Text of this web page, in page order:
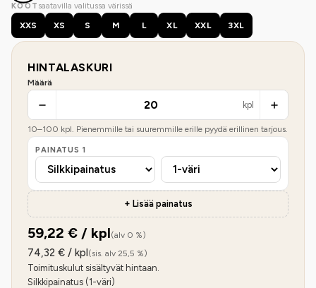
KOOT saatavilla valitussa värissä
XXS
XS S M L XL XXL 3XL
HINTALASKURI
Määrä
kpl
10–100 kpl. Pienemmille tai suuremmille erille pyydä erillinen tarjous.
PAINATUS 1
+ Lisää painatus
59,22 € / kpl(alv 0 %)
74,32 € / kpl(sis. alv 25,5 %)
Toimituskulut sisältyvät hintaan.
Silkkipainatus (1-väri)